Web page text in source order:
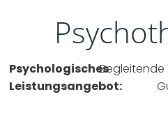
Psychologisches
Leistungsangebot: